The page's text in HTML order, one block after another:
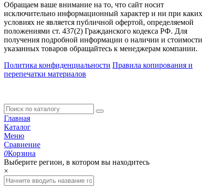
Обращаем ваше внимание на то, что сайт носит
исключительно информационный характер и ни при каких
условиях не является публичной офертой, определяемой
положениями ст. 437(2) Гражданского кодекса РФ. Для
получения подробной информации о наличии и стоимости
указанных товаров обращайтесь к менеджерам компании.
Политика конфиденциальности Правила копирования и
перепечатки материалов
Главная
Каталог
Меню
Сравнение
0Корзина
Выберите регион, в котором вы находитесь
×